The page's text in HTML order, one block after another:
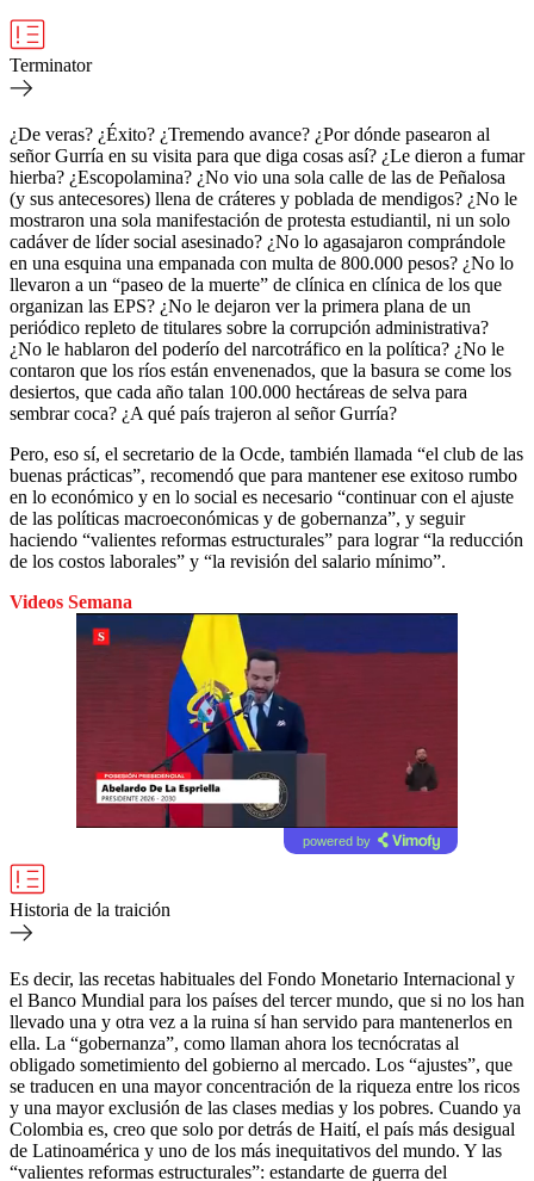
Terminator
¿De veras? ¿Éxito? ¿Tremendo avance? ¿Por dónde pasearon al
señor Gurría en su visita para que diga cosas así? ¿Le dieron a fumar
hierba? ¿Escopolamina? ¿No vio una sola calle de las de Peñalosa
(y sus antecesores) llena de cráteres y poblada de mendigos? ¿No le
mostraron una sola manifestación de protesta estudiantil, ni un solo
cadáver de líder social asesinado? ¿No lo agasajaron comprándole
en una esquina una empanada con multa de 800.000 pesos? ¿No lo
llevaron a un “paseo de la muerte” de clínica en clínica de los que
organizan las EPS? ¿No le dejaron ver la primera plana de un
periódico repleto de titulares sobre la corrupción administrativa?
¿No le hablaron del poderío del narcotráfico en la política? ¿No le
contaron que los ríos están envenenados, que la basura se come los
desiertos, que cada año talan 100.000 hectáreas de selva para
sembrar coca? ¿A qué país trajeron al señor Gurría?
Pero, eso sí, el secretario de la Ocde, también llamada “el club de las
buenas prácticas”, recomendó que para mantener ese exitoso rumbo
en lo económico y en lo social es necesario “continuar con el ajuste
de las políticas macroeconómicas y de gobernanza”, y seguir
haciendo “valientes reformas estructurales” para lograr “la reducción
de los costos laborales” y “la revisión del salario mínimo”.
Videos Semana
powered by
Historia de la traición
Es decir, las recetas habituales del Fondo Monetario Internacional y
el Banco Mundial para los países del tercer mundo, que si no los han
llevado una y otra vez a la ruina sí han servido para mantenerlos en
ella. La “gobernanza”, como llaman ahora los tecnócratas al
obligado sometimiento del gobierno al mercado. Los “ajustes”, que
se traducen en una mayor concentración de la riqueza entre los ricos
y una mayor exclusión de las clases medias y los pobres. Cuando ya
Colombia es, creo que solo por detrás de Haití, el país más desigual
de Latinoamérica y uno de los más inequitativos del mundo. Y las
“valientes reformas estructurales”: estandarte de guerra del